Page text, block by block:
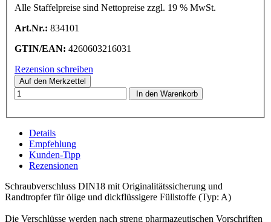
Alle Staffelpreise sind Nettopreise zzgl. 19 % MwSt.
Art.Nr.: 834101
GTIN/EAN: 4260603216031
Rezension schreiben
In den Warenkorb
Details
Empfehlung
Kunden-Tipp
Rezensionen
Schraubverschluss DIN18 mit Originalitätssicherung und
Randtropfer für ölige und dickflüssigere Füllstoffe (Typ: A)
Die Verschlüsse werden nach streng pharmazeutischen Vorschriften